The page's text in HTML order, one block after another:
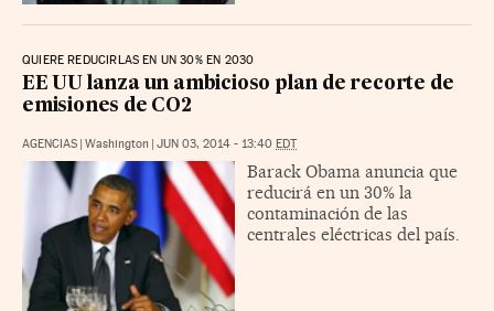
QUIERE REDUCIRLAS EN UN 30% EN 2030
EE UU lanza un ambicioso plan de recorte de
emisiones de CO2
AGENCIAS | Washington | JUN 03, 2014 - 13:40 EDT
Barack Obama anuncia que
reducirá en un 30% la
contaminación de las
centrales eléctricas del país.